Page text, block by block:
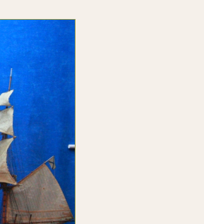
сестры (Две